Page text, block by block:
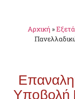
Αρχική »
Υποβολή